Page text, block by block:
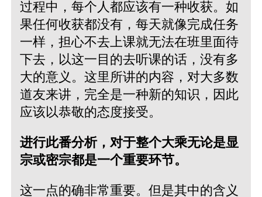
过程中，每个人都应该有一种收获。如
果任何收获都没有，每天就像完成任务
一样，担心不去上课就无法在班里面待
下去，以这一目的去听课的话，没有多
大的意义。这里所讲的内容，对大多数
道友来讲，完全是一种新的知识，因此
应该以恭敬的态度接受。
进行此番分析，对于整个大乘无论是显
宗或密宗都是一个重要环节。
这一点的确非常重要。但是其中的含义